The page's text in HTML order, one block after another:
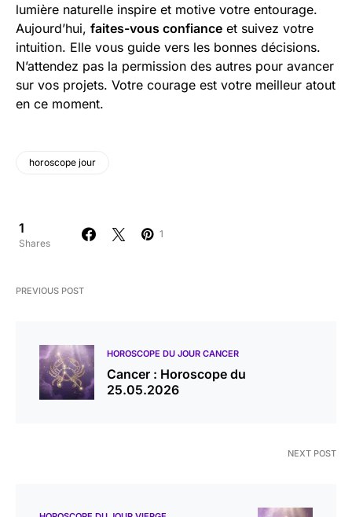
lumière naturelle inspire et motive votre entourage.
Aujourd’hui, faites-vous confiance et suivez votre
intuition. Elle vous guide vers les bonnes décisions.
N’attendez pas la permission des autres pour avancer
sur vos projets. Votre courage est votre meilleur atout
en ce moment.
horoscope jour
1
Shares
1
PREVIOUS POST
HOROSCOPE DU JOUR CANCER
Cancer : Horoscope du
25.05.2026
NEXT POST